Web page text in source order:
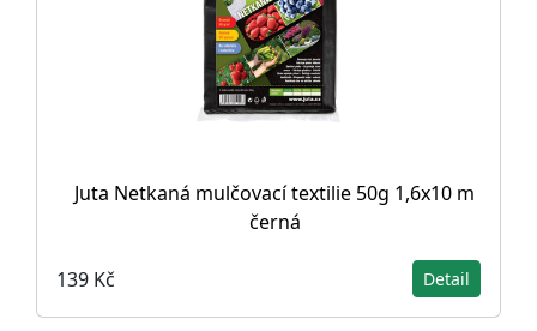
Juta Netkaná mulčovací textilie 50g 1,6x10 m
černá
139 Kč Detail